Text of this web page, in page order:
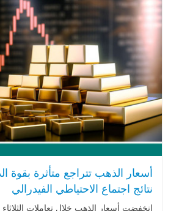
أسعار الذهب تتراجع متأثرة بقوة
نتائج اجتماع الاحتياطي الفيدرالي
انخفضت أسعار الذهب خلال تعاملات الثلاثاء